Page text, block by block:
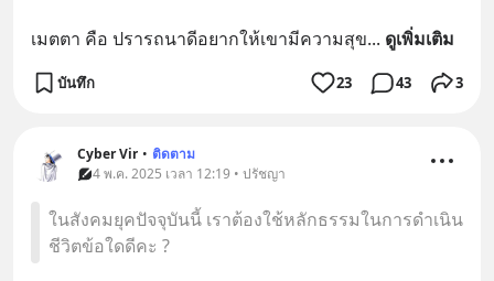
เมตตา คือ ปรารถนาดีอยากให้เขามีความสุข... ดูเพิ่มเติม
บันทึก 23 43 3
Cyber Vir • ติดตาม
4 พ.ค. 2025 เวลา 12:19 • ปรัชญา
ในสังคมยุคปัจจุบันนี้ เราต้องใช้หลักธรรมในการดำเนิน
ชีวิตข้อใดดีคะ ?